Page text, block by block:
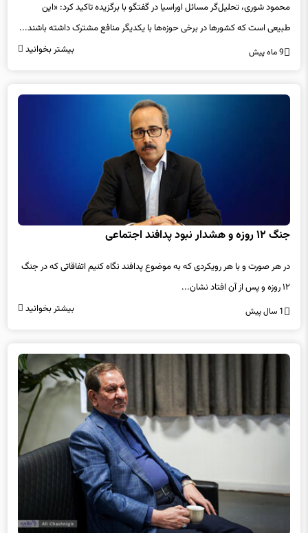
محمود شوری، تحلیل‌گر مسائل اوراسیا در گفتگو با برگزیده تاکید کرد: «این
طبیعی است که کشورها در برخی حوزه‌ها با یکدیگر منافع مشترک داشته باشند...
9 ماه پیش بیشتر بخوانید
جنگ ۱۲ روزه و هشدار نبود پدافند اجتماعی
در هر صورت و با هر رویکردی که به موضوع پدافند نگاه کنیم اتفاقاتی که در جنگ
۱۲ روزه و پس از آن افتاد نشان...
1 سال پیش بیشتر بخوانید